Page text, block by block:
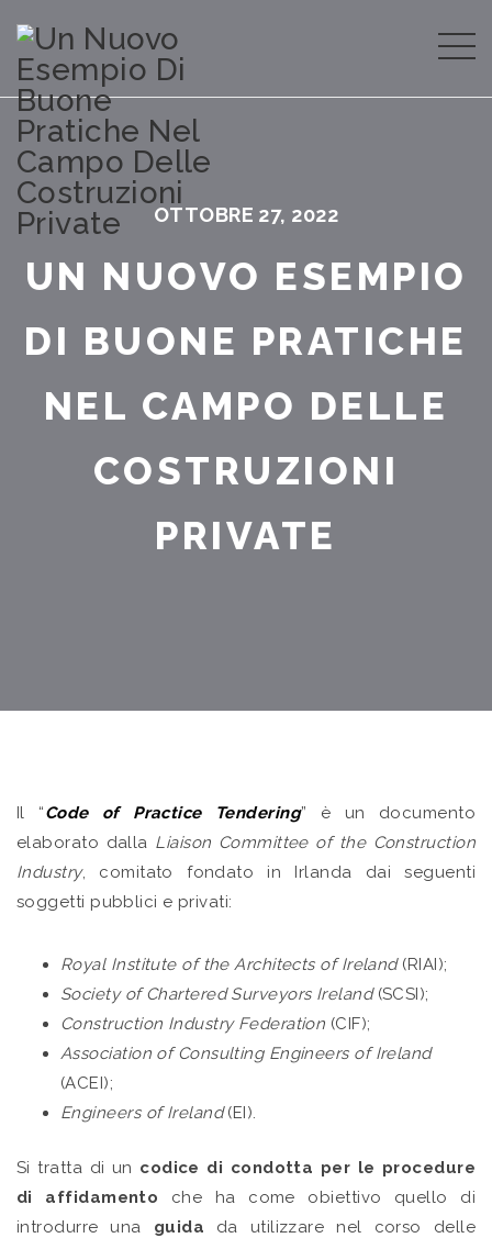
OTTOBRE 27, 2022
UN NUOVO ESEMPIO
DI BUONE PRATICHE
NEL CAMPO DELLE
COSTRUZIONI
PRIVATE
Il “Code of Practice Tendering” è un documento
elaborato dalla Liaison Committee of the Construction
Industry, comitato fondato in Irlanda dai seguenti
soggetti pubblici e privati:
Royal Institute of the Architects of Ireland(RIAI);
Society of Chartered Surveyors Ireland(SCSI);
Construction Industry Federation (CIF);
Association of Consulting Engineers of Ireland
(ACEI);
Engineers of Ireland(EI).
Si tratta di un codice di condotta per le procedure
di affidamento che ha come obiettivo quello di
introdurre una guida da utilizzare nel corso delle